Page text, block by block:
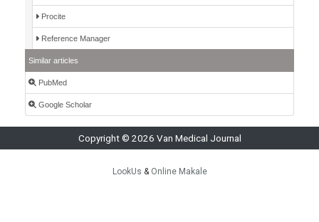
Procite
Reference Manager
Similar articles
PubMed
Google Scholar
Copyright © 2026 Van Medical Journal
LookUs & Online Makale